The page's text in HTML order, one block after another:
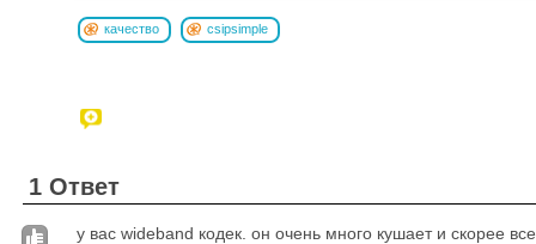
качество csipsimple
1 Ответ
у вас wideband кодек. он очень много кушает и скорее